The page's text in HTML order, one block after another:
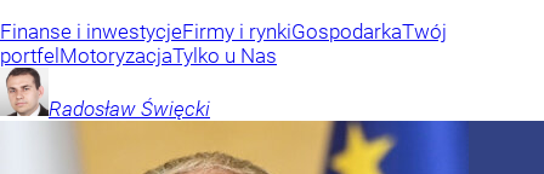
Finanse i inwestycjeFirmy i rynkiGospodarkaTwój
portfelMotoryzacjaTylko u Nas
Radosław Święcki